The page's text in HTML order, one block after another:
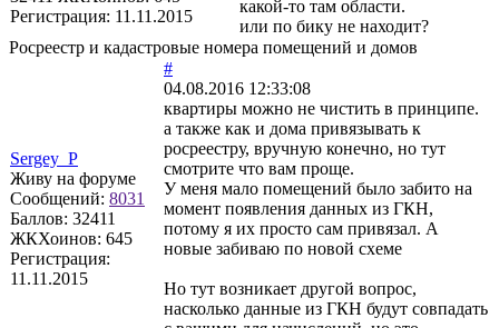
Регистрация: 11.11.2015
какой-то там области.
или по бику не находит?
Росреестр и кадастровые номера помещений и домов
Sergey_P
Живу на форуме
Сообщений: 8031
Баллов: 32411
ЖКХоинов: 645
Регистрация:
11.11.2015
#
04.08.2016 12:33:08
квартиры можно не чистить в принципе.
а также как и дома привязывать к
росреестру, вручную конечно, но тут
смотрите что вам проще.
У меня мало помещений было забито на
момент появления данных из ГКН,
потому я их просто сам привязал. А
новые забиваю по новой схеме
Но тут возникает другой вопрос,
насколько данные из ГКН будут совпадать